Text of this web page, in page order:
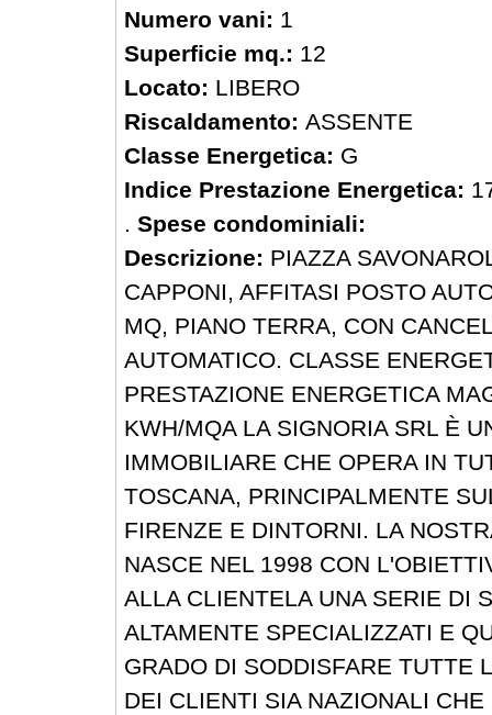
Numero vani: 1
Superficie mq.: 12
Locato: LIBERO
Riscaldamento: ASSENTE
Classe Energetica: G
Indice Prestazione Energetica:
. Spese condominiali:
Descrizione: PIAZZA
CAPPONI, AFFITASI POSTO
MQ, PIANO TERRA, CON
AUTOMATICO. CLASSE
PRESTAZIONE ENERGETICA
KWH/MQA LA SIGNORIA SRL È
IMMOBILIARE CHE OPERA IN
TOSCANA, PRINCIPALMENTE
FIRENZE E DINTORNI. LA
NASCE NEL 1998 CON
ALLA CLIENTELA UNA SERIE DI
ALTAMENTE SPECIALIZZATI E
GRADO DI SODDISFARE TUTTE
DEI CLIENTI SIA NAZIONALI CHE